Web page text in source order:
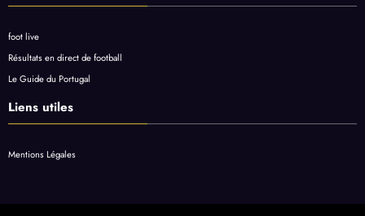
foot live
Résultats en direct de football
Le Guide du Portugal
Liens utiles
Mentions Légales